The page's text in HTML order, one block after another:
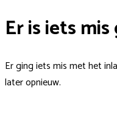
Er is iets
Er ging iets mis met het
later opnieuw.